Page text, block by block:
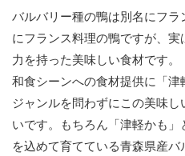
バルバリー種の鴨は別名にフラ
にフランス料理の鴨ですが、
力を持った美味しい食材です。
和食シーンへの食材提供に「津
ジャンルを問わずにこの美味
いです。もちろん「津軽かも
を込めて育てている青森県産バ